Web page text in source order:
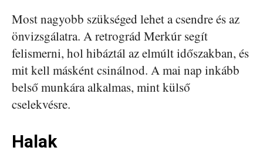
Most nagyobb szükséged lehet a csendre és az
önvizsgálatra. A retrográd Merkúr segít
felismerni, hol hibáztál az elmúlt időszakban, és
mit kell másként csinálnod. A mai nap inkább
belső munkára alkalmas, mint külső
cselekvésre.
Halak